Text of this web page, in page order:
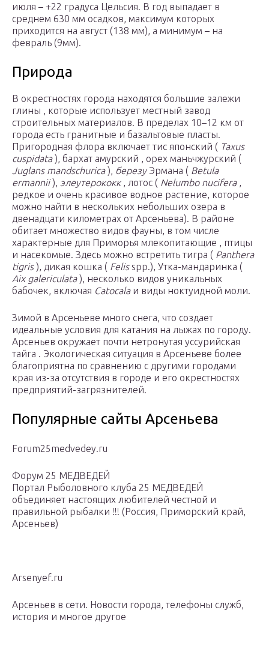
июля – +22 градуса Цельсия. В год выпадает в
среднем 630 мм осадков, максимум которых
приходится на август (138 мм), а минимум – на
февраль (9мм).
Природа
В окрестностях города находятся большие залежи
глины , которые использует местный завод
строительных материалов. В пределах 10–12 км от
города есть гранитные и базальтовые пласты.
Пригородная флора включает тис японский ( Taxus
cuspidata), бархат амурский , орех маньчжурский (
Juglans mandschurica), березу Эрмана ( Betula
ermannii), элеутерококк, лотос ( Nelumbo nucifera,
редкое и очень красивое водное растение, которое
можно найти в нескольких небольших озера в
двенадцати километрах от Арсеньева). В районе
обитает множество видов фауны, в том числе
характерные для Приморья млекопитающие , птицы
и насекомые. Здесь можно встретить тигра ( Panthera
tigris), дикая кошка ( Felisspp.), Утка-мандаринка (
Aix galericulata), несколько видов уникальных
бабочек, включая Catocalaи виды ноктуидной моли.
Зимой в Арсеньеве много снега, что создает
идеальные условия для катания на лыжах по городу.
Арсеньев окружает почти нетронутая уссурийская
тайга . Экологическая ситуация в Арсеньеве более
благоприятна по сравнению с другими городами
края из-за отсутствия в городе и его окрестностях
предприятий-загрязнителей.
Популярные сайты Арсеньева
Forum25medvedey.ru
Форум 25 МЕДВЕДЕЙ
Портал Рыболовного клуба 25 МЕДВЕДЕЙ
объединяет настоящих любителей честной и
правильной рыбалки !!! (Россия, Приморский край,
Арсеньев)
Arsenyef.ru
Арсеньев в сети. Новости города, телефоны служб,
история и многое другое